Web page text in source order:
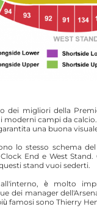
dei migliori della
moderni campi da
una buona
lo stesso schema
End e West
stand vuoi sederti.
è molto
dei manager
famosi sono Thierry